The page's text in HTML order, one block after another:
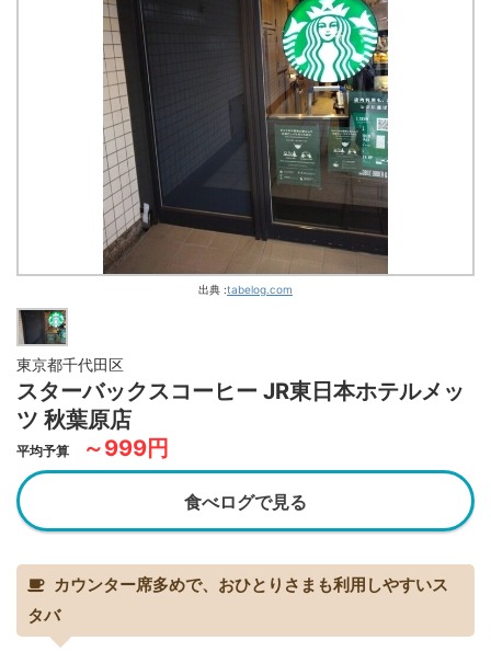
出典 :tabelog.com
東京都千代田区
スターバックスコーヒー JR東日本ホテルメッ
ツ 秋葉原店
平均予算 ～999円
食べログで見る
カウンター席多めで、おひとりさまも利用しやすいス
タバ